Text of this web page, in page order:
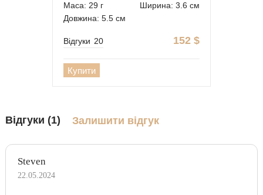
Маса: 29 г
Ширина: 3.6 см
Довжина: 5.5 см
152 $
Відгуки 20
Купити
Відгуки (1) Залишити відгук
Steven
22.05.2024